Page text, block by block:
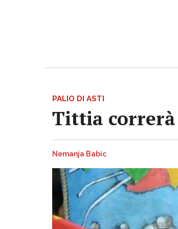
PALIO DI ASTI
Tittia
Nemanja Babic